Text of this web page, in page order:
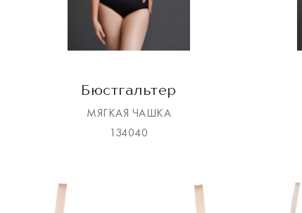
Бюстгальтер
МЯГКАЯ ЧАШКА
134040